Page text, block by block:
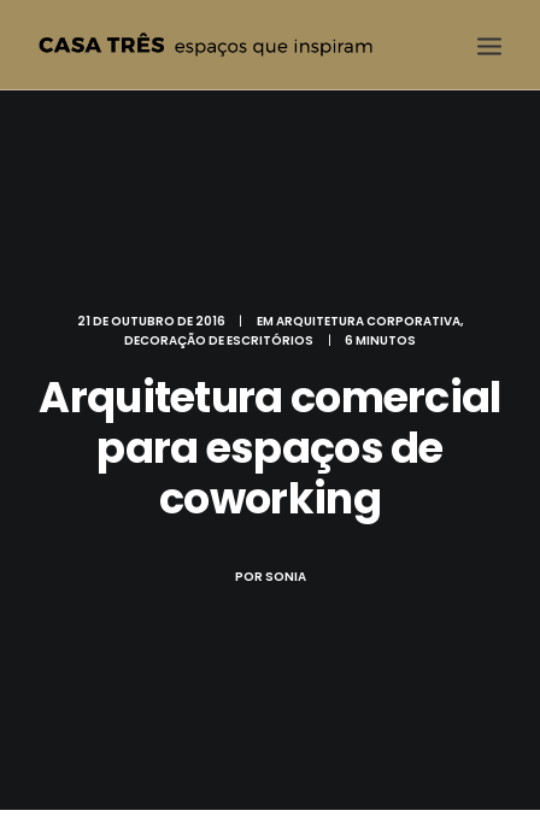
BLOG21 DE OUTUBRO DE 2016 | EMARQUITETURA CORPORATIVA,
DECORAÇÃO DE ESCRITÓRIOS
| 6 MINUTOS
Arquitetura comercial
para espaços de
coworking
POR SONIA